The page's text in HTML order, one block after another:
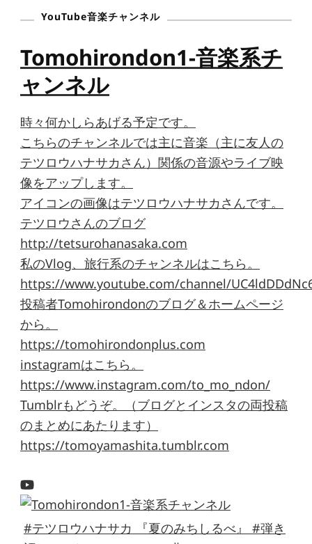
YouTube音楽チャンネル
Tomohirondon1-音楽系チ
ャンネル
時々何かしらあげる予定です。
こちらのチャンネルでは主に音楽（主に友人の
テツロウハナサカさん）関係の音源やライブ映
像をアップします。
アイコンの画像はテツロウハナサカさんです。
テツロウさんのブログ
http://tetsurohanasaka.com
私のVlog、旅行系のチャンネルはこちら。
https://www.youtube.com/channel/
投稿者Tomohirondonのブログ＆ホームページ
から。
https://tomohirondonplus.com
instagramはこちら。
https://www.instagram.com/to_mo_ndon/
Tumblrもどうぞ。（ブログとインスタの両投稿
のまとめにあたります）
https://tomoyamashita.tumblr.com
#テツロウハナサカ 『夏のみちしるべ』 #弾き